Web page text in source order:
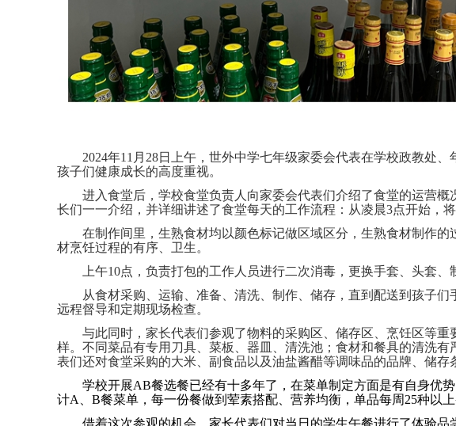
2024年11月28日上午，世外中学七年级家委会代表在学校政教处
孩子们健康成长的高度重视。
进入食堂后，学校食堂负责人向家委会代表们介绍了食堂的运营
长们一一介绍，并详细讲述了食堂每天的工作流程：从凌晨3点开始，
在制作间里，生熟食材均以颜色标记做区域区分，生熟食材制作
材烹饪过程的有序、卫生。
上午10点，负责打包的工作人员进行二次消毒，更换手套、头套
从食材采购、运输、准备、清洗、制作、储存，直到配送到孩子
远程督导和定期现场检查。
与此同时，家长代表们参观了物料的采购区、储存区、烹饪区等
样。不同菜品有专用刀具、菜板、器皿、清洗池；食材和餐具的清洗
表们还对食堂采购的大米、副食品以及油盐酱醋等调味品的品牌、储
学校开展AB餐选餐已经有十多年了，在菜单制定方面是有自身优
计A、B餐菜单，每一份餐做到荤素搭配、营养均衡，单品每周25种以
借着这次参观的机会，家长代表们对当日的学生午餐进行了体验